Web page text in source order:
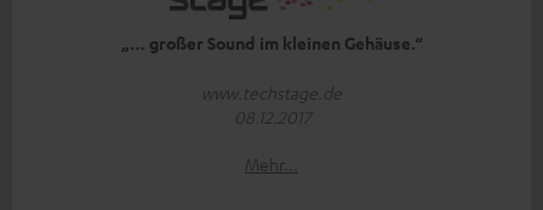
„… großer Sound im kleinen Gehäuse.“
www.techstage.de
08.12.2017
Mehr...